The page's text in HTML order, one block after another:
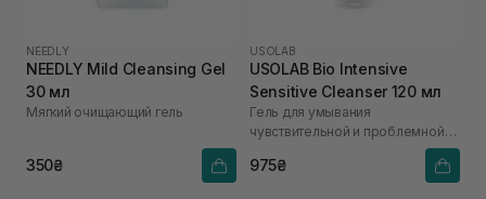
NEEDLY
NEEDLY Mild Cleansing Gel
30 мл
Мягкий очищающий гель
350₴
USOLAB
USOLAB Bio Intensive
Sensitive Cleanser 120 мл
Гель для умывания
чувствительной и проблемной
975₴